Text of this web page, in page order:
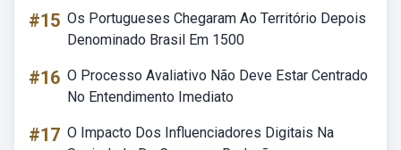
#15 Os Portugueses Chegaram Ao Território Depois
Denominado Brasil Em 1500
#16 O Processo Avaliativo Não Deve Estar Centrado
No Entendimento Imediato
#17 O Impacto Dos Influenciadores Digitais Na